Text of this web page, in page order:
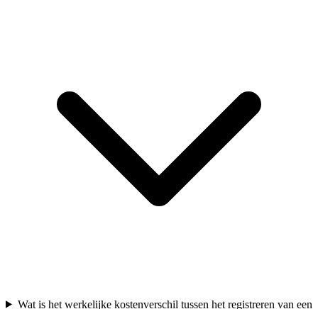
Wat is het werkelijke kostenverschil tussen het registreren van een